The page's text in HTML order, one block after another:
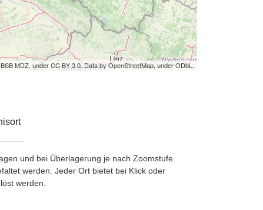
MDZ, under CC BY 3.0. Data by OpenStreetMap, under ODbL.
und bei Überlagerung je nach Zoomstufe
werden. Jeder Ort bietet bei Klick oder
werden.